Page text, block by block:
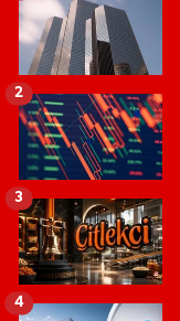
2
3
4